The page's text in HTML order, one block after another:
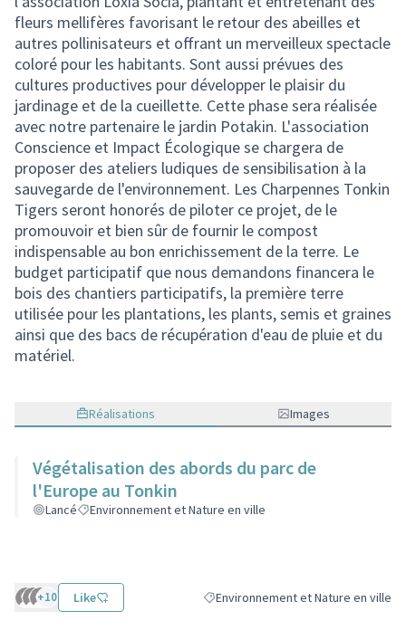
fleurs mellifères favorisant le retour des abeilles et
autres pollinisateurs et offrant un merveilleux spectacle
coloré pour les habitants. Sont aussi prévues des
cultures productives pour développer le plaisir du
jardinage et de la cueillette. Cette phase sera réalisée
avec notre partenaire le jardin Potakin. L'association
Conscience et Impact Écologique se chargera de
proposer des ateliers ludiques de sensibilisation à la
sauvegarde de l'environnement. Les Charpennes Tonkin
Tigers seront honorés de piloter ce projet, de le
promouvoir et bien sûr de fournir le compost
indispensable au bon enrichissement de la terre. Le
budget participatif que nous demandons financera le
bois des chantiers participatifs, la première terre
utilisée pour les plantations, les plants, semis et graines
ainsi que des bacs de récupération d'eau de pluie et du
matériel.
Réalisations Images
Végétalisation des abords du parc de
l'Europe au Tonkin
Lancé Environnement et Nature en ville
+104 Like Filtrer les résultats de la catégorie :
Environnement et Nature en ville